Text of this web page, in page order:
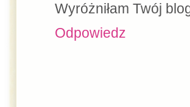
Wyróżniłam Twój
Odpowiedz